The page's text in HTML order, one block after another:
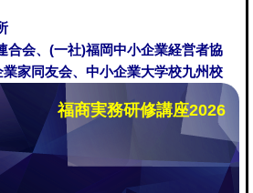
合会、(一社)福岡中小企業経営者協
家同友会、中小企業大学校九州校
福商実務研修講座2026